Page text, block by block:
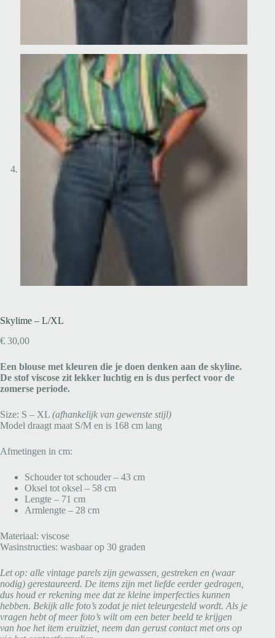
Skylime – L/XL
€ 30,00
Een blouse met kleuren die je doen denken aan de skyline.
De stof viscose zit lekker luchtig en is dus perfect voor de
zomerse periode.
Size: S – XL (afhankelijk van gewenste stijl)
Model draagt maat S/M en is 168 cm lang
Afmetingen in cm:
Schouder tot schouder – 43 cm
Oksel tot oksel – 58 cm
Lengte – 71 cm
Armlengte – 28 cm
Materiaal: viscose
Wasinstructies: wasbaar op 30 graden
Let op: alle vintage parels zijn gewassen, gestreken en (waar
nodig) gerestaureerd. De items zijn met liefde eerder gedragen,
dus houd er rekening mee dat ze kleine imperfecties kunnen
hebben. Bekijk alle foto’s zodat je niet teleurgesteld wordt. Als je
vragen hebt of meer foto’s wilt om een beter beeld te krijgen
van hoe het item eruitziet, neem dan gerust contact met ons op